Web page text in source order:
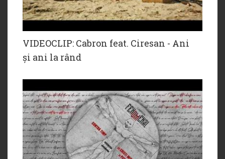
VIDEOCLIP: Cabron feat. Ciresan - Ani
și ani la rând